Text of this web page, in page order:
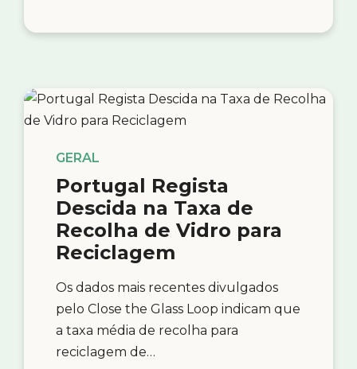
GERAL
Portugal Regista
Descida na Taxa de
Recolha de Vidro para
Reciclagem
Os dados mais recentes divulgados
pelo Close the Glass Loop indicam que
a taxa média de recolha para
reciclagem de…